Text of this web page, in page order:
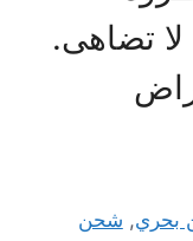
لا تضاهى.
بحري, شحن